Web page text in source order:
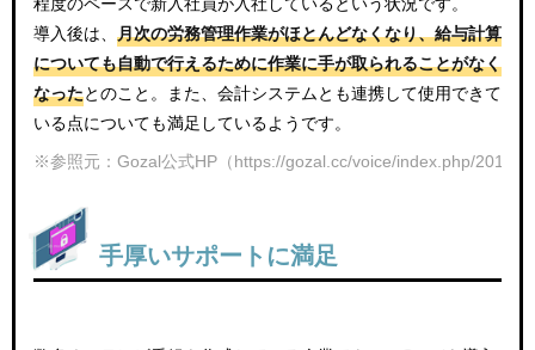
程度のペースで新入社員が入社しているという状況です。
導入後は、 月次の労務管理作業がほとんどなくなり、給与計算
についても自動で行えるために作業に手が取られることがなく
なったとのこと。また、会計システムとも連携して使用できて
いる点についても満足しているようです。
※参照元：Gozal公式HP（https://gozal.cc/voice/index.php/2019/
手厚いサポートに満足